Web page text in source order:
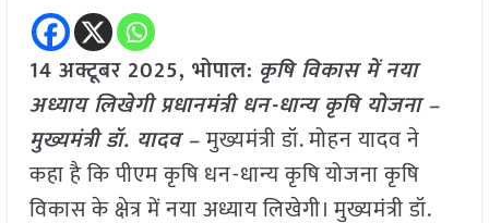
14 अक्टूबर 2025, भोपाल: कृषि विकास में नया
अध्याय लिखेगी प्रधानमंत्री धन-धान्य कृषि योजना –
मुख्यमंत्री डॉ. यादव –मुख्यमंत्री डॉ. मोहन यादव ने
कहा है कि पीएम कृषि धन-धान्य कृषि योजना कृषि
विकास के क्षेत्र में नया अध्याय लिखेगी। मुख्यमंत्री डॉ.